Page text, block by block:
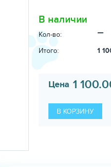
В наличии
Кол-во: −
Итого: 1
Цена 1
В КОРЗИНУ